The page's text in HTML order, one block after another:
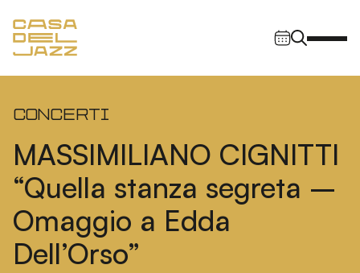
Navigazione principale
Concerti
MASSIMILIANO CIGNITTI
“Quella stanza segreta –
Omaggio a Edda
Dell’Orso”